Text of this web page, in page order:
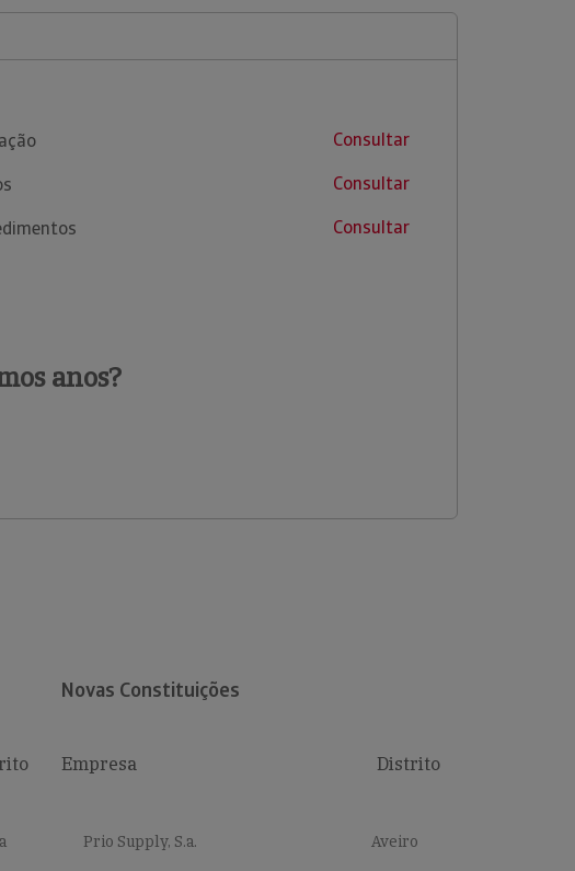
Consultar
Consultar
Consultar
anos?
Novas Constituições
Empresa Distrito
Prio Supply, S.a. Aveiro